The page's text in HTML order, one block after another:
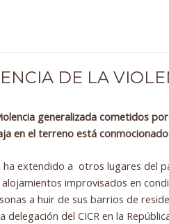
DE LA
generalizada cometidos
en el terreno está
extendido a otros lugares del
improvisados en
a huir de sus barrios de
del CICR en la